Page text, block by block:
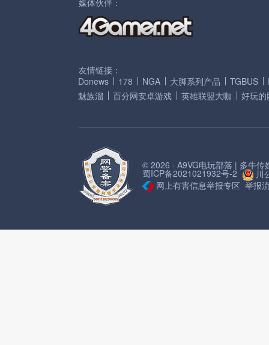
媒体伙伴：
友情链接：
Donews
178 NGA 大脚系列产品 TGBUS
魅族溜
百分网安卓游戏 英雄联盟大咖 好玩的
© 2026 · A9VG电玩部落 | 多牛传
蜀ICP备2021021932号-2
川
网上有害信息举报专区 举报